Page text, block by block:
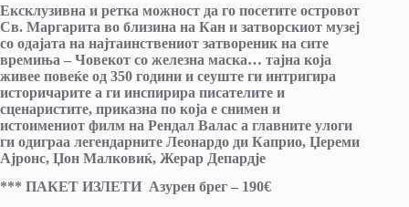
Ексклузивна и ретка можност да го посетите островот
Св. Маргарита во близина на Кан и затворскиот музеј
со одајата на најтаинствениот затвореник на сите
времиња – Човекот со железна маска… тајна која
живее повеќе од 350 години и сеуште ги интригира
историчарите а ги инспирира писателите и
сценаристите, приказна по која е снимен и
истоимениот филм на Рендал Валас а главните улоги
ги одиграа легендарните Леонардо ди Каприо, Џереми
Ајронс, Џон Малковиќ, Жерар Депардје
*** ПАКЕТ ИЗЛЕТИ Азурен брег – 190€